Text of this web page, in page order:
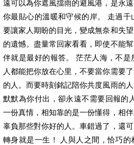
遠可以為你遮風擋雨的避風港，是永
你最貼心的溫暖和守候的岸。 走過
要讓家人期盼的目光，變成無奈和失
的遺憾。盡量常回家看看，即使不能
伴就是最好的報答。 茫茫人海，不
人都能把你放在心里，不要當你需要
的人。而要時刻銘記陪你共度風雨的
默默為你付出，卻永遠不需要回報的
一份真情，相知靠的是一份懂得，相
辜負那些對你好的人。車錯過了，還
轉身就是一生！ 人與人之間，恰巧的